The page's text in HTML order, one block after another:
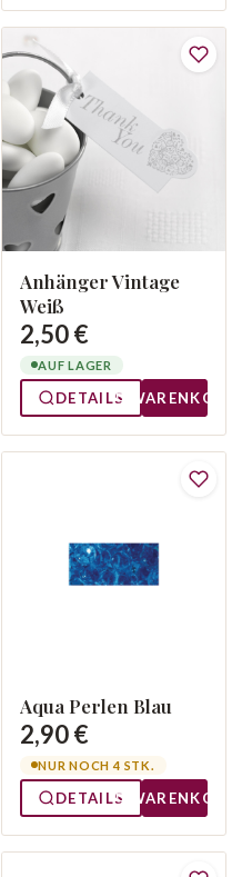
Anhänger Vintage
Weiß
2,50 €
AUF LAGER
DETAILS WARENKORB
Aqua Perlen Blau
2,90 €
NUR NOCH 4 STK.
DETAILS WARENKORB